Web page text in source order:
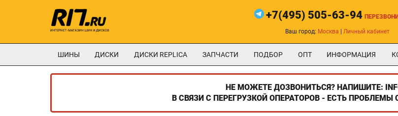
+7(495) 505-63-94
Ваш город: Москва Личный кабинет
ШИНЫ ДИСКИ ДИСКИ REPLICA ЗАПЧАСТИ ПОДБОР ОПТ ИНФОРМАЦИЯ
НЕ МОЖЕТЕ ДОЗВОНИТЬСЯ? НАПИШИТЕ:
В СВЯЗИ С ПЕРЕГРУЗКОЙ ОПЕРАТОРОВ - ЕСТЬ